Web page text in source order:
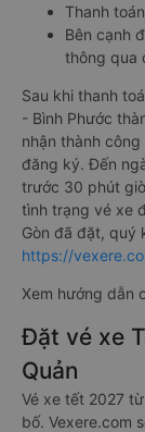
Thanh
Bên cạnh
thông qua
Sau khi thanh
- Bình Phước
nhận thành
đăng ký. Đến
trước 30 phút
tình trạng vé xe
Gòn đã đặt, quý
https://
Xem hướng dẫn
Đặt vé xe
Quản
Vé xe tết 2027
bố. Vexere.com